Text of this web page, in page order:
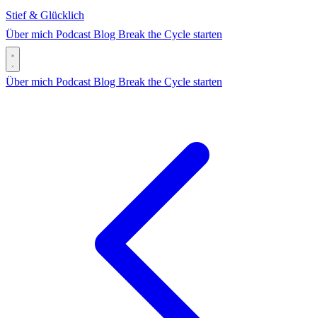
Stief & Glücklich
Über mich Podcast Blog Break the Cycle starten
Über mich Podcast Blog Break the Cycle starten